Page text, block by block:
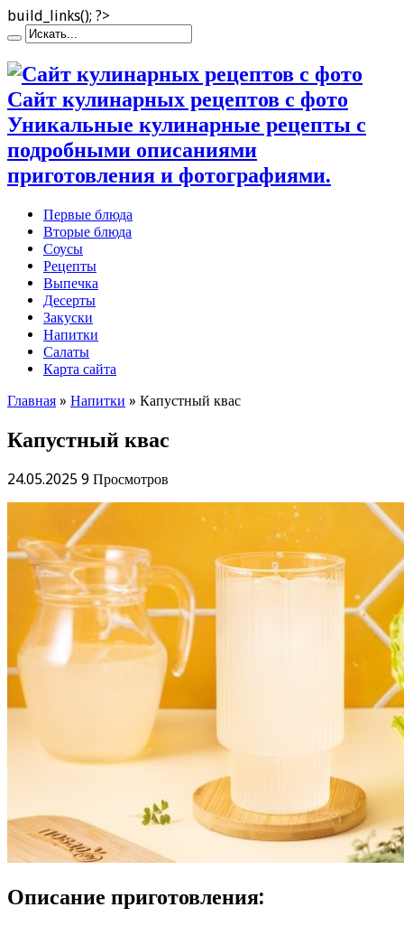
build_links(); ?>
Сайт кулинарных рецептов с фото
Уникальные кулинарные рецепты с
подробными описаниями
приготовления и фотографиями.
Первые блюда
Вторые блюда
Соусы
Рецепты
Выпечка
Десерты
Закуски
Напитки
Салаты
Карта сайта
Главная » Напитки » Капустный квас
Капустный квас
24.05.2025 9 Просмотров
Описание приготовления: